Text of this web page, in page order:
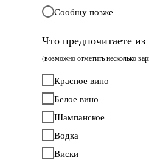
Сообщу позже
Что предпочитаете из
(возможно отметить несколько
Красное вино
Белое вино
Шампанское
Водка
Виски